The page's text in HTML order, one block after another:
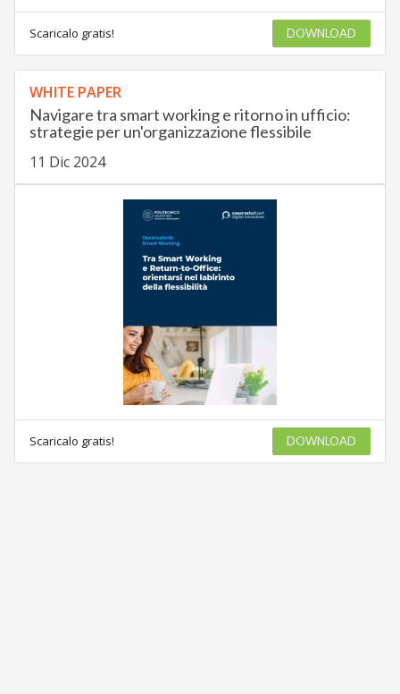
Scaricalo gratis! DOWNLOAD
WHITE PAPER
Navigare tra smart working e ritorno in ufficio:
strategie per un'organizzazione flessibile
11 Dic 2024
Scaricalo gratis! DOWNLOAD